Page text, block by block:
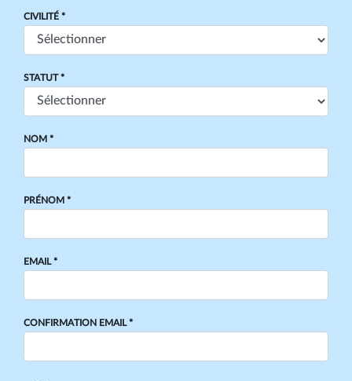
CIVILITÉ *
STATUT *
NOM *
PRÉNOM *
EMAIL *
CONFIRMATION EMAIL *